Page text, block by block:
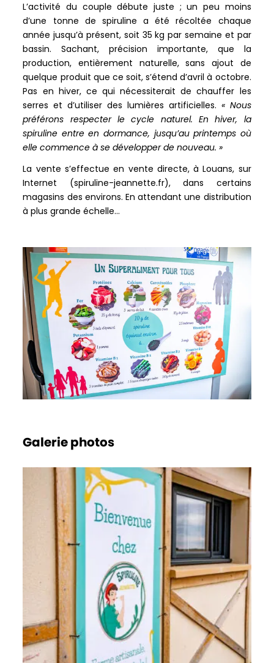
L’activité du couple débute juste ; un peu moins
d’une tonne de spiruline a été récoltée chaque
année jusqu’à présent, soit 35 kg par semaine et par
bassin. Sachant, précision importante, que la
production, entièrement naturelle, sans ajout de
quelque produit que ce soit, s’étend d’avril à octobre.
Pas en hiver, ce qui nécessiterait de chauffer les
serres et d’utiliser des lumières artificielles. « Nous
préférons respecter le cycle naturel. En hiver, la
spiruline entre en dormance, jusqu’au printemps où
elle commence à se développer de nouveau. »
La vente s’effectue en vente directe, à Louans, sur
Internet (spiruline-jeannette.fr), dans certains
magasins des environs. En attendant une distribution
à plus grande échelle…
Galerie photos